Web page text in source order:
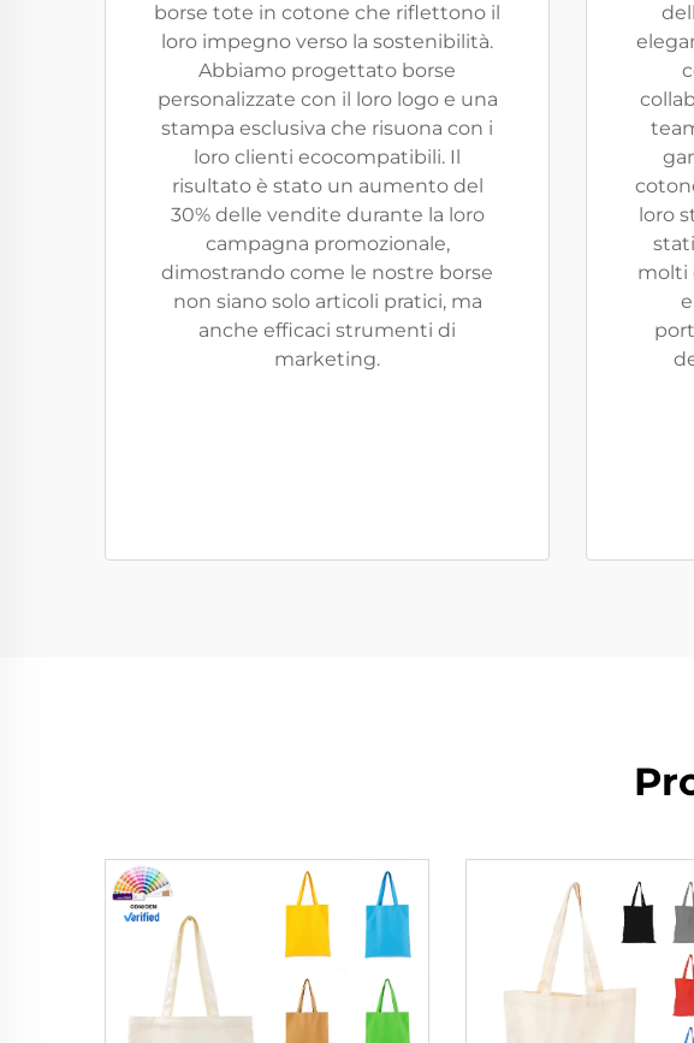
borse tote in cotone che riflettono il
loro impegno verso la sostenibilità.
Abbiamo progettato borse
personalizzate con il loro logo e una
stampa esclusiva che risuona con i
loro clienti ecocompatibili. Il
risultato è stato un aumento del
30% delle vendite durante la loro
campagna promozionale,
dimostrando come le nostre borse
non siano solo articoli pratici, ma
anche efficaci strumenti di
marketing.
loro
molti